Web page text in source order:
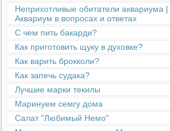
Неприхотливые обитатели аквариума |
Аквариум в вопросах и ответах
С чем пить бакарди?
Как приготовить щуку в духовке?
Как варить брокколи?
Как запечь судака?
Лучшие марки текилы
Маринуем семгу дома
Салат "Любимый Немо"